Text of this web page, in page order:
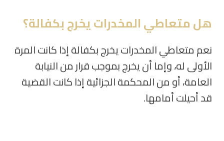
هل متعاطي المخدرات يخرج بكفالة؟
نعم متعاطي المخدرات يخرج بكفالة إذا كانت المرة
الأولى له، وإما أن يخرج بموجب قرار من النيابة
العامة، أو من المحكمة الجزائية إذا كانت القضية
قد أحيلت أمامها.